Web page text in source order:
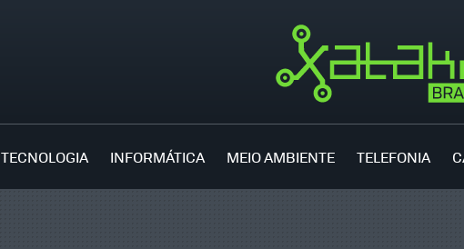
TECNOLOGIA INFORMÁTICA MEIO AMBIENTE TELEFONIA